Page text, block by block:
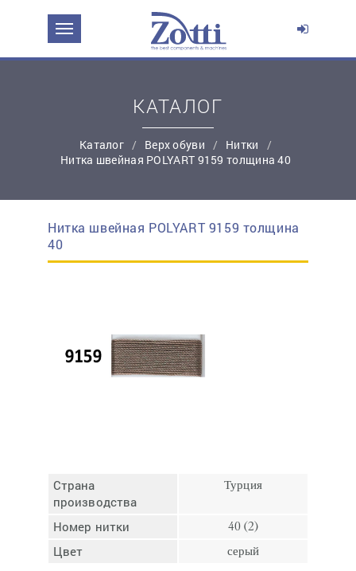
простую регистрацию
КАТАЛОГ
Каталог Верх обуви
Нитки
Нитка швейная POLYART 9159 толщина 40
Нитка швейная POLYART 9159 толщина
40
Страна
производства
Турция
Номер нитки 40 (2)
Цвет серый
ЗАДАТЬ ВОПРОС О ПРОДУКТЕ
Эл. почта:*
Контактный телефон:*
Ваш вопрос: